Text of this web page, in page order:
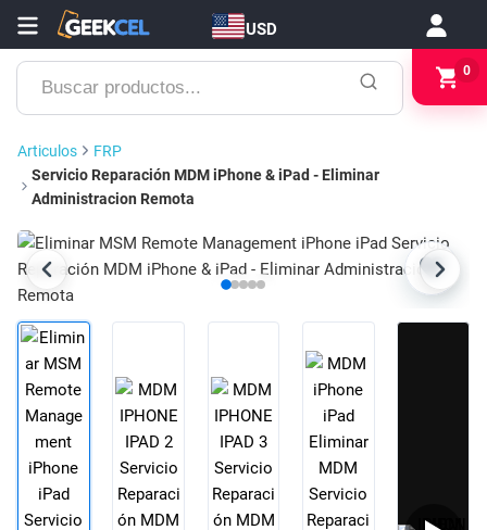
USD
Buscar
productos...
0
Articulos
FRP
Servicio Reparación MDM iPhone & iPad - Eliminar
Administracion Remota